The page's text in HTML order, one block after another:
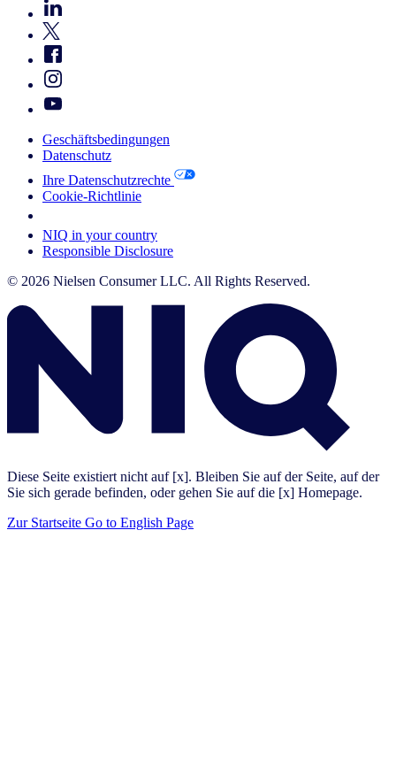
Geschäftsbedingungen
Datenschutz
Ihre Datenschutzrechte
Cookie-Richtlinie
NIQ in your country
Responsible Disclosure
© 2026 Nielsen Consumer LLC. All Rights Reserved.
Diese Seite existiert nicht auf [x]. Bleiben Sie auf der Seite, auf der
Sie sich gerade befinden, oder gehen Sie auf die [x] Homepage.
Zur Startseite Go to English Page